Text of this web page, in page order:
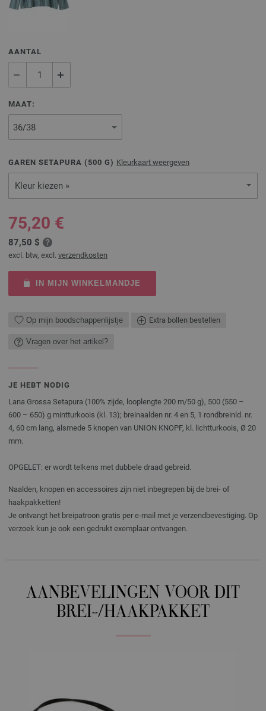
AANTAL
MAAT:
GAREN SETAPURA ( 500 G) Kleurkaart weergeven
Kleur kiezen »
75,20 €
87,50 $
excl. btw, excl. verzendkosten
IN MIJN WINKELMANDJE
Op mijn boodschappenlijstje Extra bollen bestellen
Vragen over het artikel?
JE HEBT NODIG
Lana Grossa Setapura (100% zijde, looplengte 200 m/50 g), 500 (550 –
600 – 650) g mintturkoois (kl. 13); breinaalden nr. 4 en 5, 1 rondbreinld. nr.
4, 60 cm lang, alsmede 5 knopen van UNION KNOPF, kl. lichtturkoois, Ø 20
mm.
OPGELET: er wordt telkens met dubbele draad gebreid.
Naalden, knopen en accessoires zijn niet inbegrepen bij de brei- of
haakpakketten!
Je ontvangt het breipatroon gratis per e-mail met je verzendbevestiging. Op
verzoek kun je ook een gedrukt exemplaar ontvangen.
AANBEVELINGEN VOOR DIT
BREI-/HAAKPAKKET